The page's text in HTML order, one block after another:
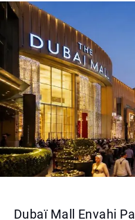
Dubaï Mall Envahi